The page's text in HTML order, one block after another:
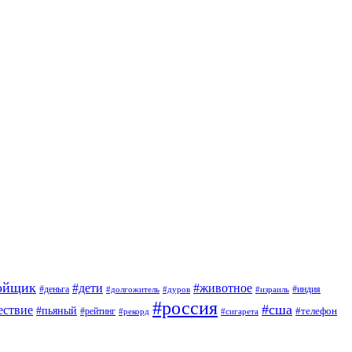
#деньга #дети #долгожитель #дуров #животное #израиль #индия
#пьяный #рейтинг #рекорд #россия #сигарета #сша #телефон